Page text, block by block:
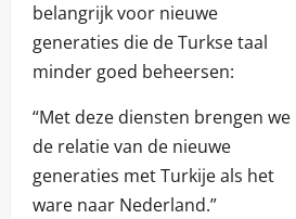
belangrijk voor nieuwe
generaties die de Turkse taal
minder goed beheersen:
“Met deze diensten brengen we
de relatie van de nieuwe
generaties met Turkije als het
ware naar Nederland.”